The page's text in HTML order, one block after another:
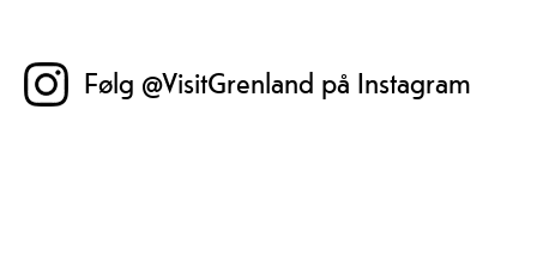
Følg @VisitGrenland på Instagram